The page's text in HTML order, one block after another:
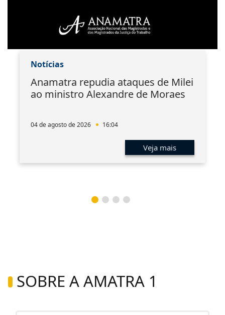
Notícias
Anamatra repudia ataques de Milei
ao ministro Alexandre de Moraes
04 de agosto de 2026 16:04
Veja mais
SOBRE A AMATRA 1